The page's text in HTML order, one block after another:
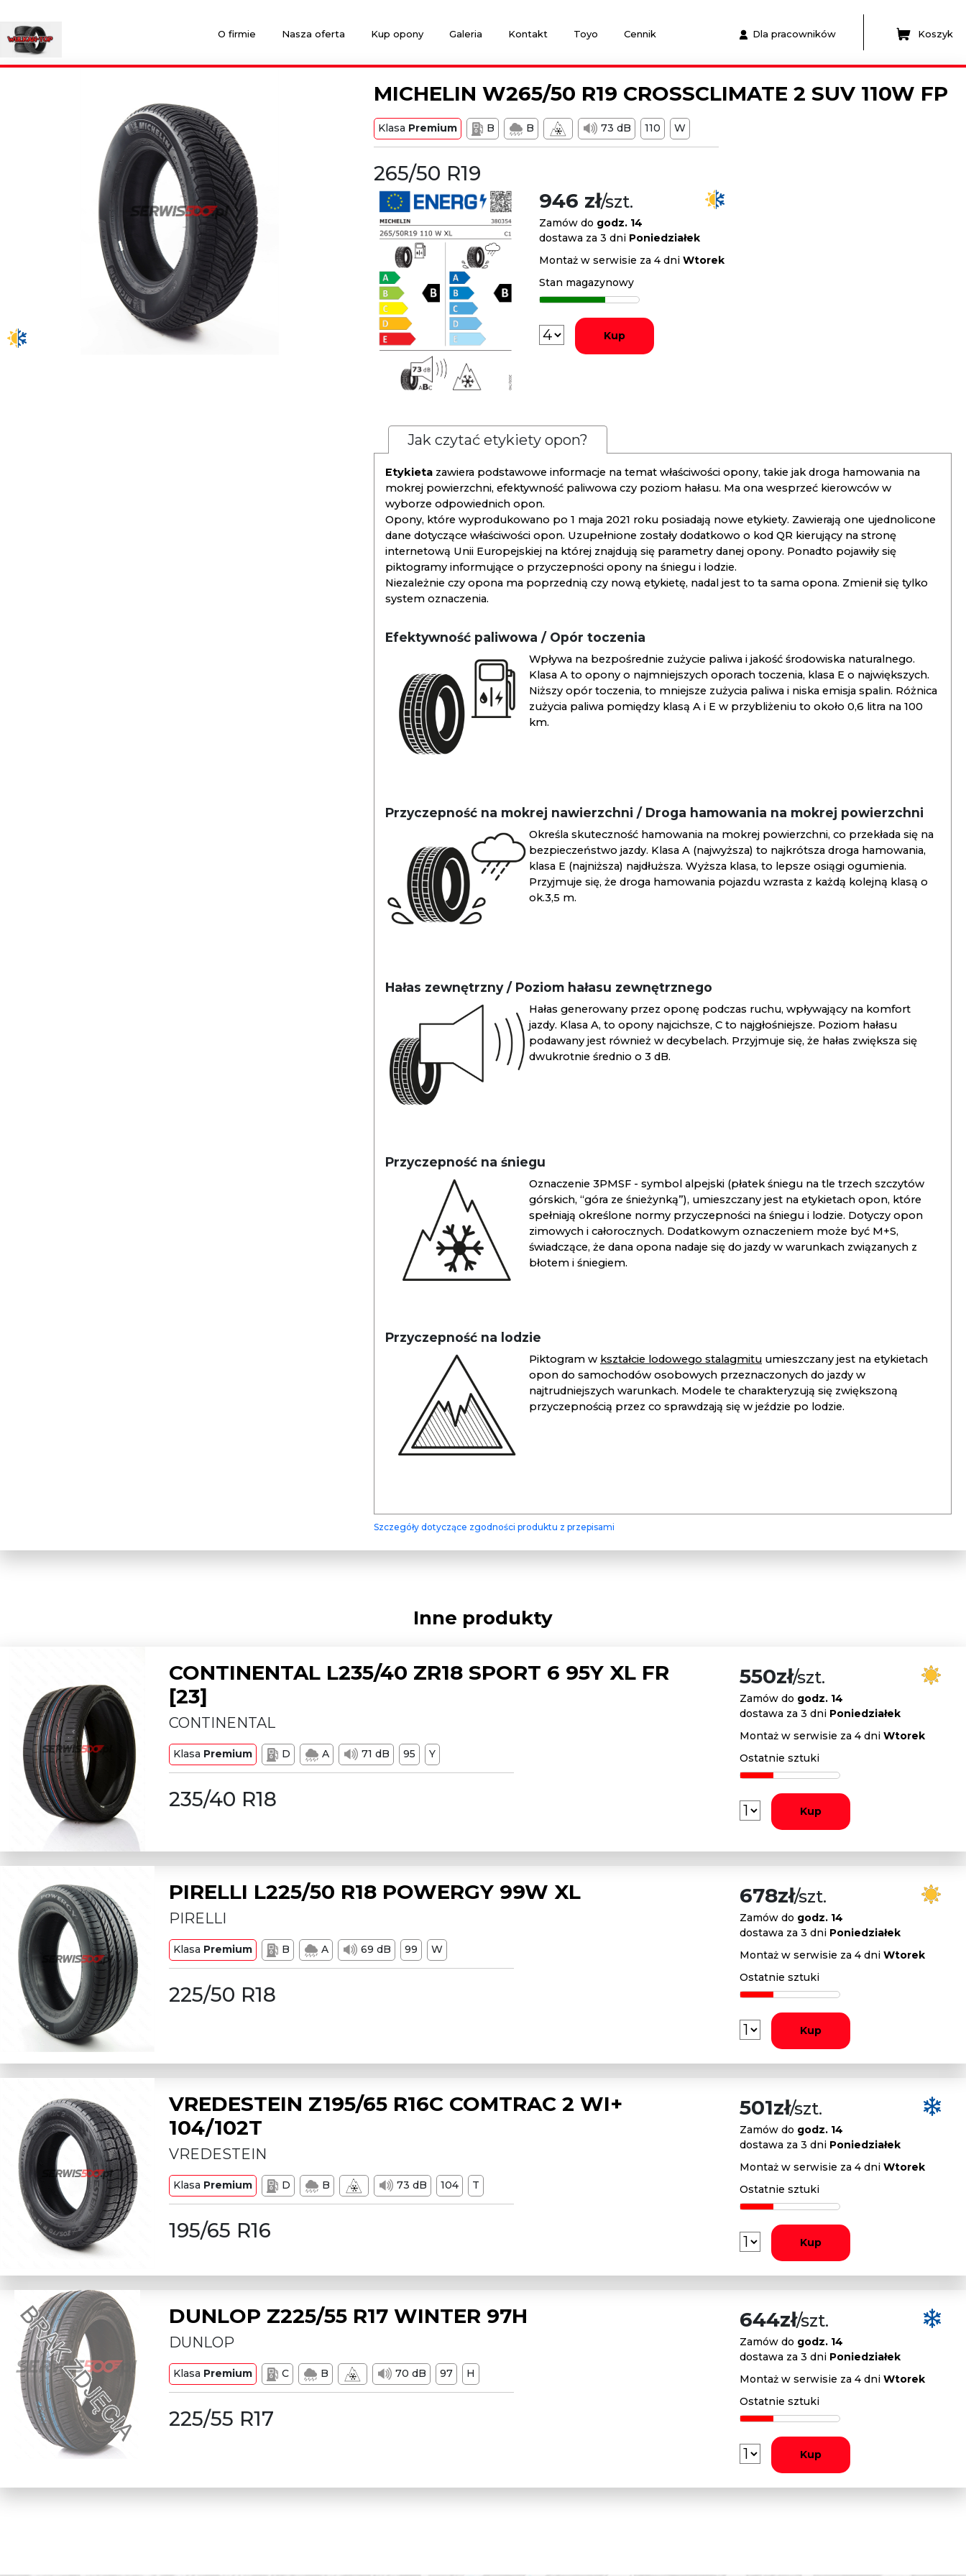
O firmie Nasza oferta Kup opony Galeria Kontakt Toyo Cennik Dla pracowników Koszyk
MICHELIN W265/50 R19 CROSSCLIMATE 2 SUV 110W FP
Klasa Premium B B 73 dB 110 W
265/50 R19
946 zł/szt.
Zamów do godz. 14
dostawa za 3 dni Poniedziałek
Montaż w serwisie za 4 dni Wtorek
Stan magazynowy
Kup
Jak czytać etykiety opon?
Etykieta zawiera podstawowe informacje na temat właściwości opony, takie jak droga hamowania na
mokrej powierzchni, efektywność paliwowa czy poziom hałasu. Ma ona wesprzeć kierowców w
wyborze odpowiednich opon.
Opony, które wyprodukowano po 1 maja 2021 roku posiadają nowe etykiety. Zawierają one ujednolicone
dane dotyczące właściwości opon. Uzupełnione zostały dodatkowo o kod QR kierujący na stronę
internetową Unii Europejskiej na której znajdują się parametry danej opony. Ponadto pojawiły się
piktogramy informujące o przyczepności opony na śniegu i lodzie.
Niezależnie czy opona ma poprzednią czy nową etykietę, nadal jest to ta sama opona. Zmienił się tylko
system oznaczenia.
Efektywność paliwowa / Opór toczenia
Wpływa na bezpośrednie zużycie paliwa i jakość środowiska naturalnego.
Klasa A to opony o najmniejszych oporach toczenia, klasa E o największych.
Niższy opór toczenia, to mniejsze zużycia paliwa i niska emisja spalin. Różnica
zużycia paliwa pomiędzy klasą A i E w przybliżeniu to około 0,6 litra na 100
km.
Przyczepność na mokrej nawierzchni / Droga hamowania na mokrej powierzchni
Określa skuteczność hamowania na mokrej powierzchni, co przekłada się na
bezpieczeństwo jazdy. Klasa A (najwyższa) to najkrótsza droga hamowania,
klasa E (najniższa) najdłuższa. Wyższa klasa, to lepsze osiągi ogumienia.
Przyjmuje się, że droga hamowania pojazdu wzrasta z każdą kolejną klasą o
ok.3,5 m.
Hałas zewnętrzny / Poziom hałasu zewnętrznego
Hałas generowany przez oponę podczas ruchu, wpływający na komfort
jazdy. Klasa A, to opony najcichsze, C to najgłośniejsze. Poziom hałasu
podawany jest również w decybelach. Przyjmuje się, że hałas zwiększa się
dwukrotnie średnio o 3 dB.
Przyczepność na śniegu
Oznaczenie 3PMSF - symbol alpejski (płatek śniegu na tle trzech szczytów
górskich, “góra ze śnieżynką”), umieszczany jest na etykietach opon, które
spełniają określone normy przyczepności na śniegu i lodzie. Dotyczy opon
zimowych i całorocznych. Dodatkowym oznaczeniem może być M+S,
świadczące, że dana opona nadaje się do jazdy w warunkach związanych z
błotem i śniegiem.
Przyczepność na lodzie
Piktogram w kształcie lodowego stalagmitu umieszczany jest na etykietach
opon do samochodów osobowych przeznaczonych do jazdy w
najtrudniejszych warunkach. Modele te charakteryzują się zwiększoną
przyczepnością przez co sprawdzają się w jeździe po lodzie.
Szczegóły dotyczące zgodności produktu z przepisami
Inne produkty
CONTINENTAL L235/40 ZR18 SPORT 6 95Y XL FR
[23]
CONTINENTAL
Klasa Premium D A 71 dB 95 Y
235/40 R18
550zł/szt.
Zamów do godz. 14
dostawa za 3 dni Poniedziałek
Montaż w serwisie za 4 dni Wtorek
Ostatnie sztuki
Kup
PIRELLI L225/50 R18 POWERGY 99W XL
PIRELLI
Klasa Premium B A 69 dB 99 W
225/50 R18
678zł/szt.
Zamów do godz. 14
dostawa za 3 dni Poniedziałek
Montaż w serwisie za 4 dni Wtorek
Ostatnie sztuki
Kup
VREDESTEIN Z195/65 R16C COMTRAC 2 WI+
104/102T
VREDESTEIN
Klasa Premium D B 73 dB 104 T
195/65 R16
501zł/szt.
Zamów do godz. 14
dostawa za 3 dni Poniedziałek
Montaż w serwisie za 4 dni Wtorek
Ostatnie sztuki
Kup
DUNLOP Z225/55 R17 WINTER 97H
DUNLOP
Klasa Premium C B 70 dB 97 H
225/55 R17
644zł/szt.
Zamów do godz. 14
dostawa za 3 dni Poniedziałek
Montaż w serwisie za 4 dni Wtorek
Ostatnie sztuki
Kup